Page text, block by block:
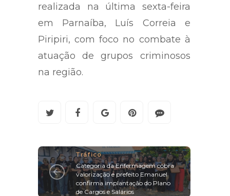
realizada na última sexta-feira
em Parnaíba, Luís Correia e
Piripiri, com foco no combate à
atuação de grupos criminosos
na região.
Tráfico
Categoria da Enfermagem cobra
valorização e prefeito Emanuel
confirma implantação do Plano
de Cargos e Salários